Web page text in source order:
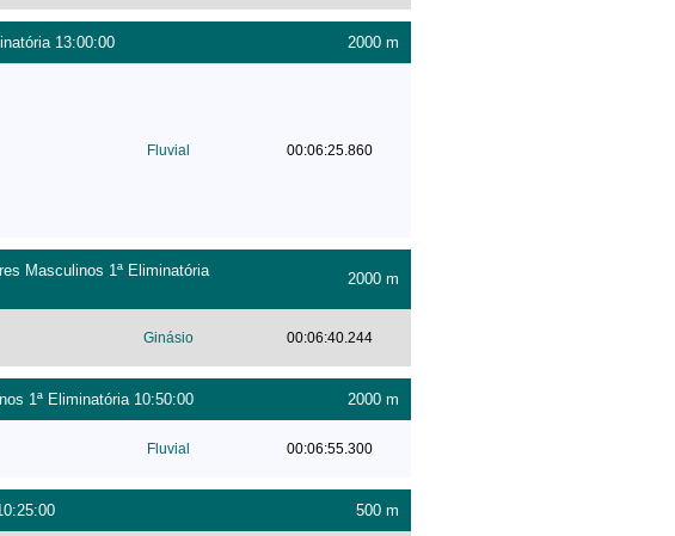
13:00:00 2000 m
Fluvial 00:06:25.860
Masculinos 1ª Eliminatória
2000 m
Ginásio 00:06:40.244
1ª Eliminatória 10:50:00 2000 m
Fluvial 00:06:55.300
500 m